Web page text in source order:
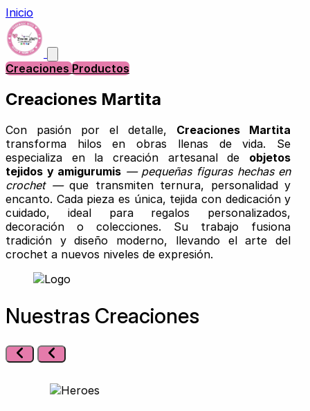
Inicio
CreacionesProductos
Creaciones Martita
Con pasión por el detalle, Creaciones Martita
transforma hilos en obras llenas de vida. Se
especializa en la creación artesanal de objetos
tejidos y amigurumis — pequeñas figuras hechas en
crochet —que transmiten ternura, personalidad y
encanto. Cada pieza es única, tejida con dedicación y
cuidado, ideal para regalos personalizados,
decoración o colecciones. Su trabajo fusiona
tradición y diseño moderno, llevando el arte del
crochet a nuevos niveles de expresión.
Nuestras Creaciones